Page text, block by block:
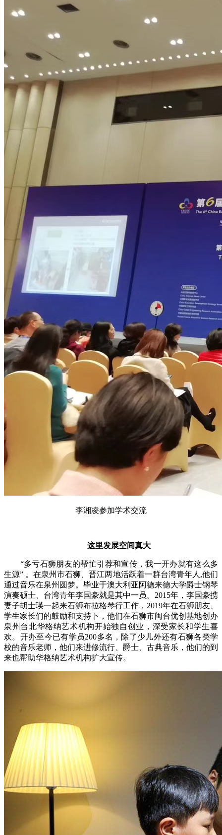
李湘凌参加学术交流
这里发展空间真大
“多亏石狮朋友的帮忙引荐和宣传，我一开办就有这么多
生源” 。在泉州市石狮、晋江两地活跃着一群台湾青年人,他们
通过音乐在泉州圆梦。毕业于澳大利亚阿德来德大学爵士钢琴
演奏硕士、台湾青年李国豪就是其中一员。2015年，李国豪携
妻子胡士瑛一起来石狮布拉格琴行工作，2019年在石狮朋友、
学生家长们的鼓励和支持下，他们在石狮市闽台优创基地创办
泉州台北华格纳艺术机构开始独自创业，深受家长和学生喜
欢。开办至今已有学员200多名，除了少儿外还有石狮各类学
校的音乐老师，他们来进修流行、爵士、古典音乐，他们的到
来也帮助华格纳艺术机构扩大宣传。